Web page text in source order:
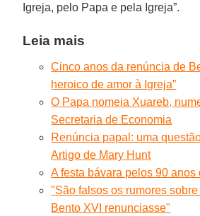
Igreja, pelo Papa e pela Igreja”.
Leia mais
Cinco anos da renúncia de
heroico de amor à Igreja”
O Papa nomeia Xuareb,
Secretaria de Economia
Renúncia papal: uma
Artigo de Mary Hunt
A festa bávara pelos 90 anos
"São falsos os rumores
Bento XVI renunciasse"